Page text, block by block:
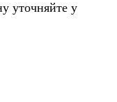
уточняйте у